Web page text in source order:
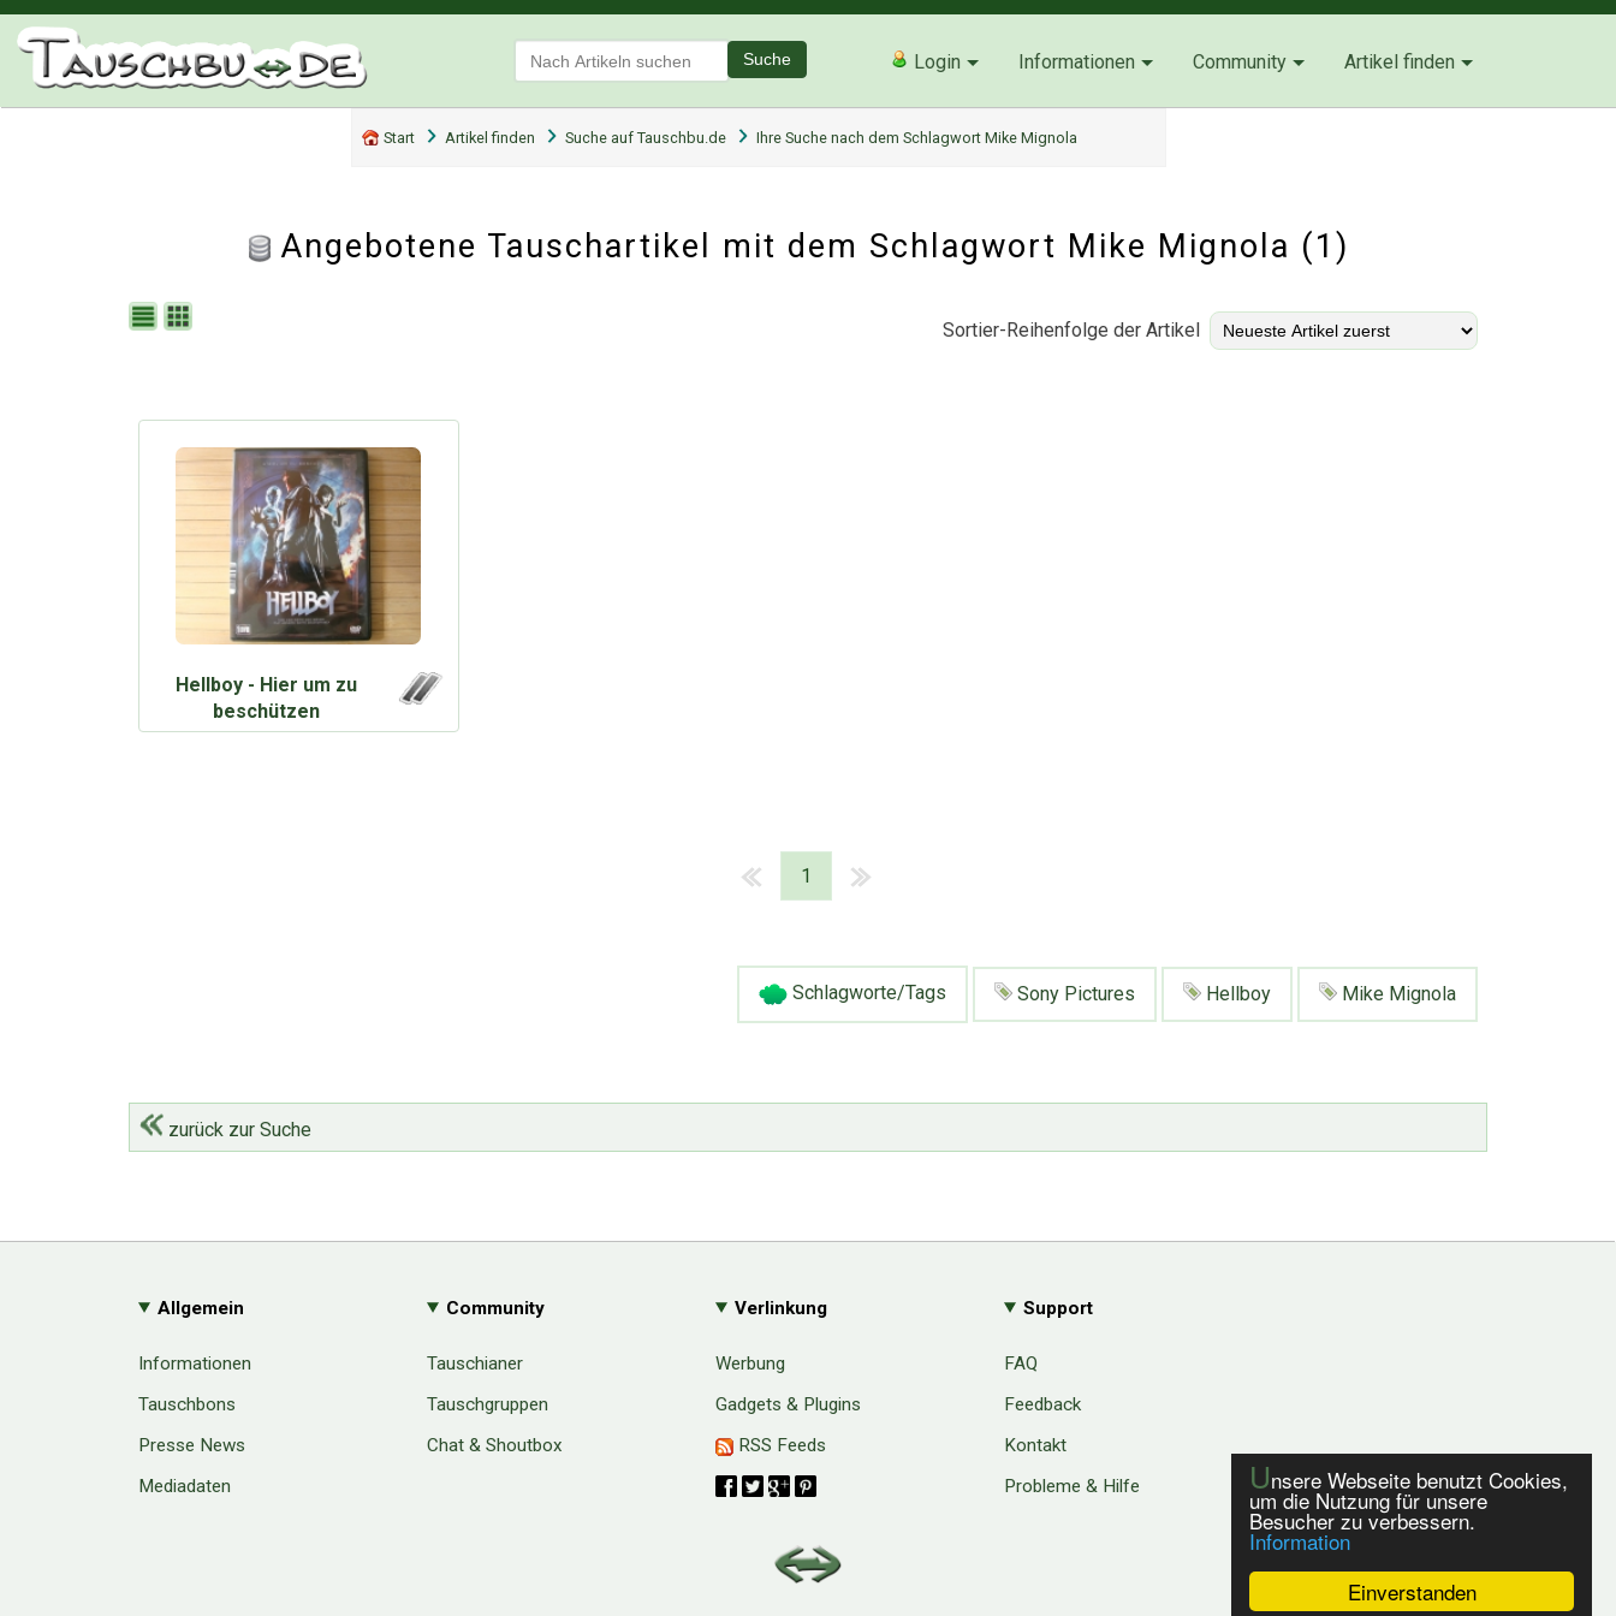
Einverstanden
Unsere Webseite benutzt Cookies,
um die Nutzung für unsere
Besucher zu verbessern.
Information
Suche Login Informationen Community Artikel finden
Start Artikel finden Suche auf Tauschbu.de Ihre Suche nach dem Schlagwort Mike Mignola
Angebotene Tauschartikel mit dem Schlagwort Mike Mignola (1)
Sortier-Reihenfolge der Artikel
Hellboy - Hier um zu
beschützen
1
Schlagworte/Tags Sony Pictures Hellboy Mike Mignola
zurück zur Suche
Allgemein
Informationen
Tauschbons
Presse News
Mediadaten
Community
Tauschianer
Tauschgruppen
Chat & Shoutbox
Verlinkung
Werbung
Gadgets & Plugins
RSS Feeds
Support
FAQ
Feedback
Kontakt
Probleme & Hilfe